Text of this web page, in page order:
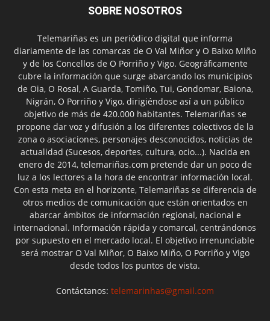
SOBRE NOSOTROS
Telemariñas es un periódico digital que informa
diariamente de las comarcas de O Val Miñor y O Baixo Miño
y de los Concellos de O Porriño y Vigo. Geográficamente
cubre la información que surge abarcando los municipios
de Oia, O Rosal, A Guarda, Tomiño, Tui, Gondomar, Baiona,
Nigrán, O Porriño y Vigo, dirigiéndose así a un público
objetivo de más de 420.000 habitantes. Telemariñas se
propone dar voz y difusión a los diferentes colectivos de la
zona o asociaciones, personajes desconocidos, noticias de
actualidad (Sucesos, deportes, cultura, ocio...). Nacida en
enero de 2014, telemariñas.com pretende dar un poco de
luz a los lectores a la hora de encontrar información local.
Con esta meta en el horizonte, Telemariñas se diferencia de
otros medios de comunicación que están orientados en
abarcar ámbitos de información regional, nacional e
internacional. Información rápida y comarcal, centrándonos
por supuesto en el mercado local. El objetivo irrenunciable
será mostrar O Val Miñor, O Baixo Miño, O Porriño y Vigo
desde todos los puntos de vista.
Contáctanos: telemarinhas@gmail.com